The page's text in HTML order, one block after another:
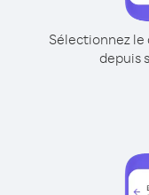
Sélectionnez
depuis